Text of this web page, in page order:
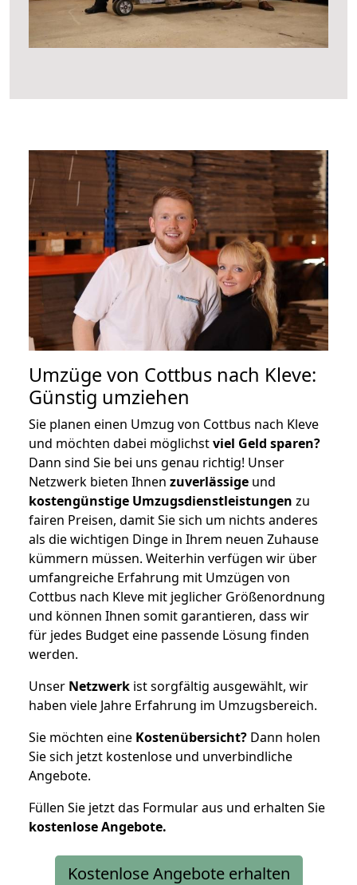
Umzüge von Cottbus nach Kleve:
Günstig umziehen
Sie planen einen Umzug von Cottbus nach Kleve
und möchten dabei möglichstviel Geld sparen?
Dann sind Sie bei uns genau richtig! Unser
Netzwerk bieten Ihnen zuverlässige und
kostengünstige Umzugsdienstleistungen zu
fairen Preisen, damit Sie sich um nichts anderes
als die wichtigen Dinge in Ihrem neuen Zuhause
kümmern müssen. Weiterhin verfügen wir über
umfangreiche Erfahrung mit Umzügen von
Cottbus nach Kleve mit jeglicher Größenordnung
und können Ihnen somit garantieren, dass wir
für jedes Budget eine passende Lösung finden
werden.
Unser Netzwerk ist sorgfältig ausgewählt, wir
haben viele Jahre Erfahrung im Umzugsbereich.
Sie möchten eine Kostenübersicht? Dann holen
Sie sich jetzt kostenlose und unverbindliche
Angebote.
Füllen Sie jetzt das Formular aus und erhalten Sie
kostenloseAngebote.
Kostenlose Angebote erhalten